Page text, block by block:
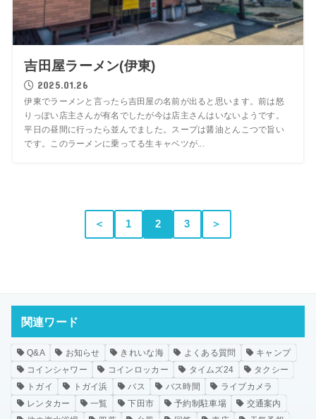
吉田屋ラーメン(伊東)
2025.01.26
伊東でラーメンと言ったら吉田屋の名前が出ると思います。前は怒
りっぽい店主さんが有名でしたが今は店主さんはいないようです。
平日の昼間に行ったら並んでました。スープは醤油とんこつで旨い
です。このラーメンに乗ってる生キャベツが...
＜ 1 2 3 ＞
関連ワード
Q&A お知らせ きれいな海 よくある質問
キャンプ
コインシャワー
コインロッカー タイムズ24
タクシー
トガイ
トガイ浜 バス バス時間
ライブカメラ
レンタカー
一覧 下田市 予約制駐車場
交通案内